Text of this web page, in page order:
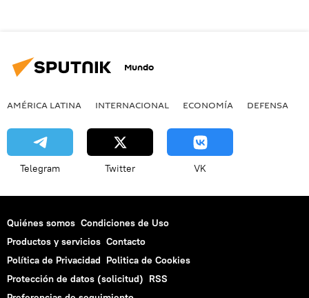
Mundo
AMÉRICA LATINA INTERNACIONAL ECONOMÍA DEFENSA
Telegram Twitter VK
Quiénes somos Condiciones de Uso
Productos y servicios Contacto
Política de Privacidad Politica de Cookies
Protección de datos (solicitud) RSS